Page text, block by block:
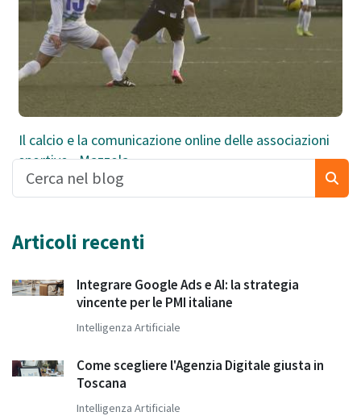
Il calcio e la comunicazione online delle associazioni
sportive - Mazzola
Articoli recenti
Integrare Google Ads e AI: la strategia
vincente per le PMI italiane
Intelligenza Artificiale
Come scegliere l'Agenzia Digitale giusta in
Toscana
Intelligenza Artificiale